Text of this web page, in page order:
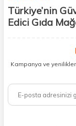
Türkiye’nin
Edici Gıda
kişisel bakım hem de
buluşturuyoruz. Artık
ihtiyacınız olan her
%100 orijinal kozmetik
vücudunuzu
minerallere kadar
Kampanya ve